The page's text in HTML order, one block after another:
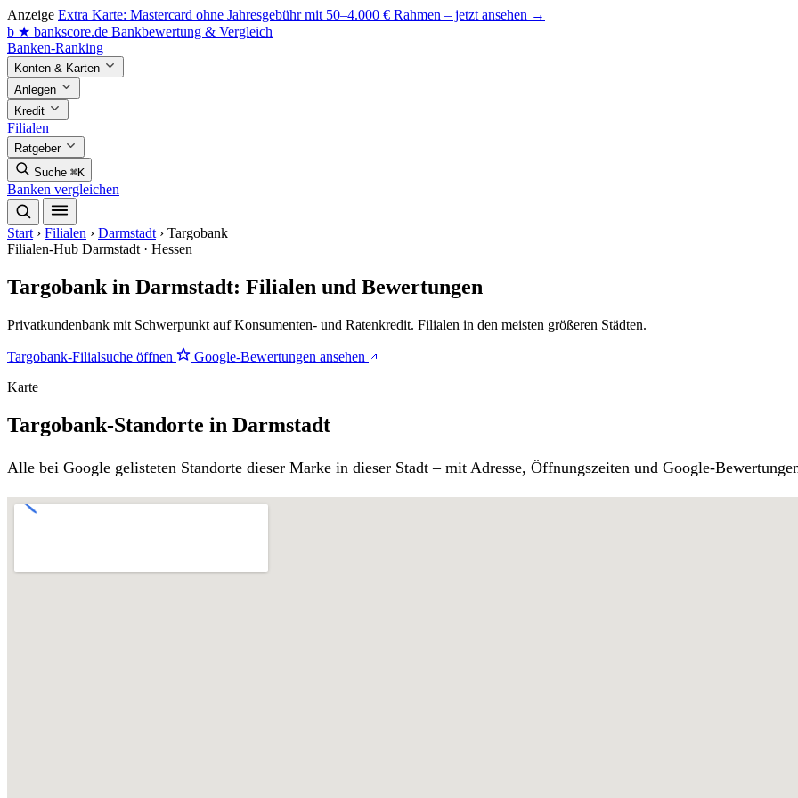
Anzeige Extra Karte: Mastercard ohne Jahresgebühr mit 50–4.000 € Rahmen – jetzt ansehen →
b ★ bankscore.de Bankbewertung & Vergleich
Banken-Ranking
Konten & Karten
Anlegen
Kredit
Filialen
Ratgeber
Suche ⌘K
Banken vergleichen
Start › Filialen › Darmstadt › Targobank
Filialen-Hub Darmstadt · Hessen
Targobank in Darmstadt: Filialen und Bewertungen
Privatkundenbank mit Schwerpunkt auf Konsumenten- und Ratenkredit. Filialen in den meisten größeren Städten.
Targobank-Filialsuche öffnen
Google-Bewertungen ansehen
Karte
Targobank-Standorte in Darmstadt
Alle bei Google gelisteten Standorte dieser Marke in dieser Stadt – mit Adresse, Öffnungszeiten und Google-